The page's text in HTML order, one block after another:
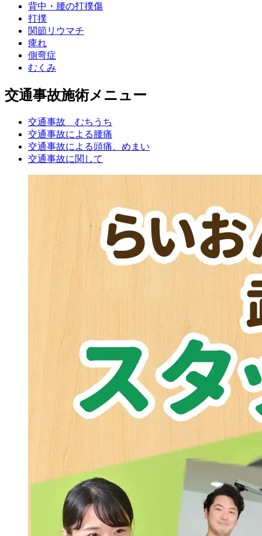
背中・腰の打撲傷
打撲
関節リウマチ
痺れ
側弯症
むくみ
交通事故施術メニュー
交通事故 むちうち
交通事故による腰痛
交通事故による頭痛、めまい
交通事故に関して